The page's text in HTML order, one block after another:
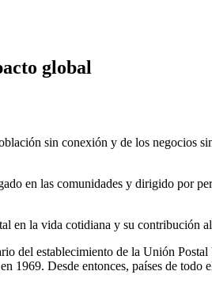
global
sin conexión y de los negocios
en las comunidades y dirigido por
en la vida cotidiana y su contribución
del establecimiento de la Unión
Desde entonces, países de todo